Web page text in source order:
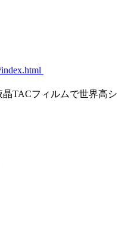
TACフィルムで世界高シ